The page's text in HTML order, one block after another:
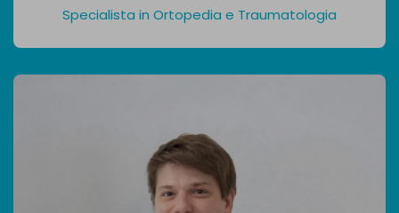
Specialista in Ortopedia e Traumatologia